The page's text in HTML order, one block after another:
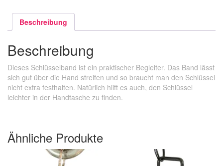
Beschreibung
Beschreibung
Dieses Schlüsselband ist ein praktischer Begleiter. Das Band lässt
sich gut über die Hand streifen und so braucht man den Schlüssel
nicht extra festhalten. Natürlich hilft es auch, den Schlüssel
leichter in der Handtasche zu finden.
Ähnliche Produkte